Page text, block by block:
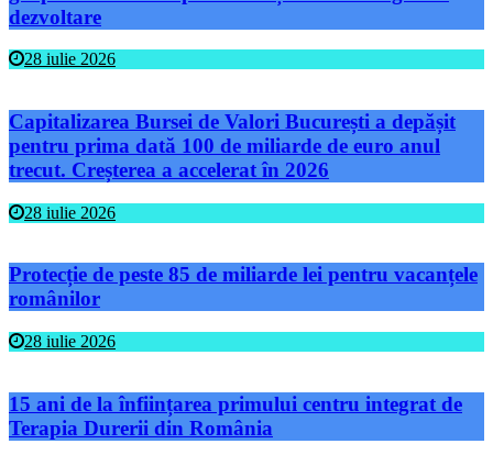
dezvoltare
28 iulie 2026
Capitalizarea Bursei de Valori București a depășit
pentru prima dată 100 de miliarde de euro anul
trecut. Creșterea a accelerat în 2026
28 iulie 2026
Protecție de peste 85 de miliarde lei pentru vacanțele
românilor
28 iulie 2026
15 ani de la înființarea primului centru integrat de
Terapia Durerii din România